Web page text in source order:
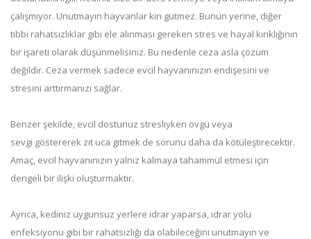
çalışmıyor. Unutmayın hayvanlar kin gütmez. Bunun yerine, diğer
tıbbi rahatsızlıklar gibi ele alınması gereken stres ve hayal kırıklığının
bir işareti olarak düşünmelisiniz. Bu nedenle ceza asla çözüm
değildir. Ceza vermek sadece evcil hayvanınızın endişesini ve
stresini arttırmanızı sağlar.
Benzer şekilde, evcil dostunuz stresliyken övgü veya
sevgi göstererek zıt uca gitmek de sorunu daha da kötüleştirecektir.
Amaç, evcil hayvanınızın yalnız kalmaya tahammül etmesi için
dengeli bir ilişki oluşturmaktır.
Ayrıca, kediniz uygunsuz yerlere idrar yaparsa, idrar yolu
enfeksiyonu gibi bir rahatsızlığı da olabileceğini unutmayın ve